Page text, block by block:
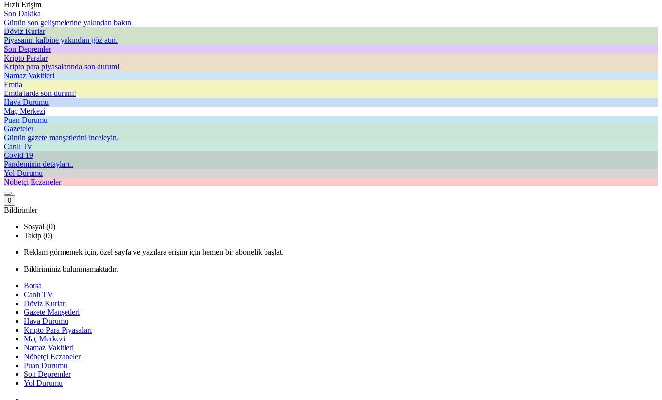
Hızlı Erişim
Son Dakika
Günün son gelişmelerine yakından bakın.
Döviz Kurlar
Piyasanın kalbine yakından göz atın.
Son Depremler
Kripto Paralar
Kripto para piyasalarında son durum!
Namaz Vakitleri
Emtia
Emtia'larda son durum!
Hava Durumu
Maç Merkezi
Puan Durumu
Gazeteler
Günün gazete manşetlerini inceleyin.
Canlı Tv
Covid 19
Pandeminin detayları..
Yol Durumu
Nöbetçi Eczaneler
0
Bildirimler
Sosyal (0)
Takip (0)
Reklam görmemek için, özel sayfa ve yazılara erişim için hemen bir abonelik başlat.
Bildiriminiz bulunmamaktadır.
Borsa
Canlı TV
Döviz Kurları
Gazete Manşetleri
Hava Durumu
Kripto Para Piyasaları
Maç Merkezi
Namaz Vakitleri
Nöbetçi Eczaneler
Puan Durumu
Son Depremler
Yol Durumu